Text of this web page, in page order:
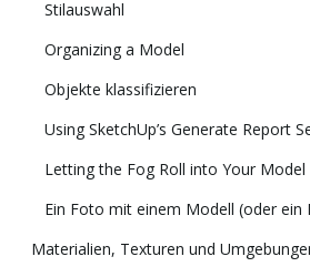
Stilauswahl
Organizing a Model
Objekte klassifizieren
Using SketchUp’s Generate Report
Letting the Fog Roll into Your Model
Materialien, Texturen und